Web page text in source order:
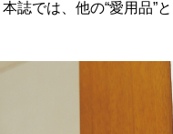
誌では、他の“愛用品”